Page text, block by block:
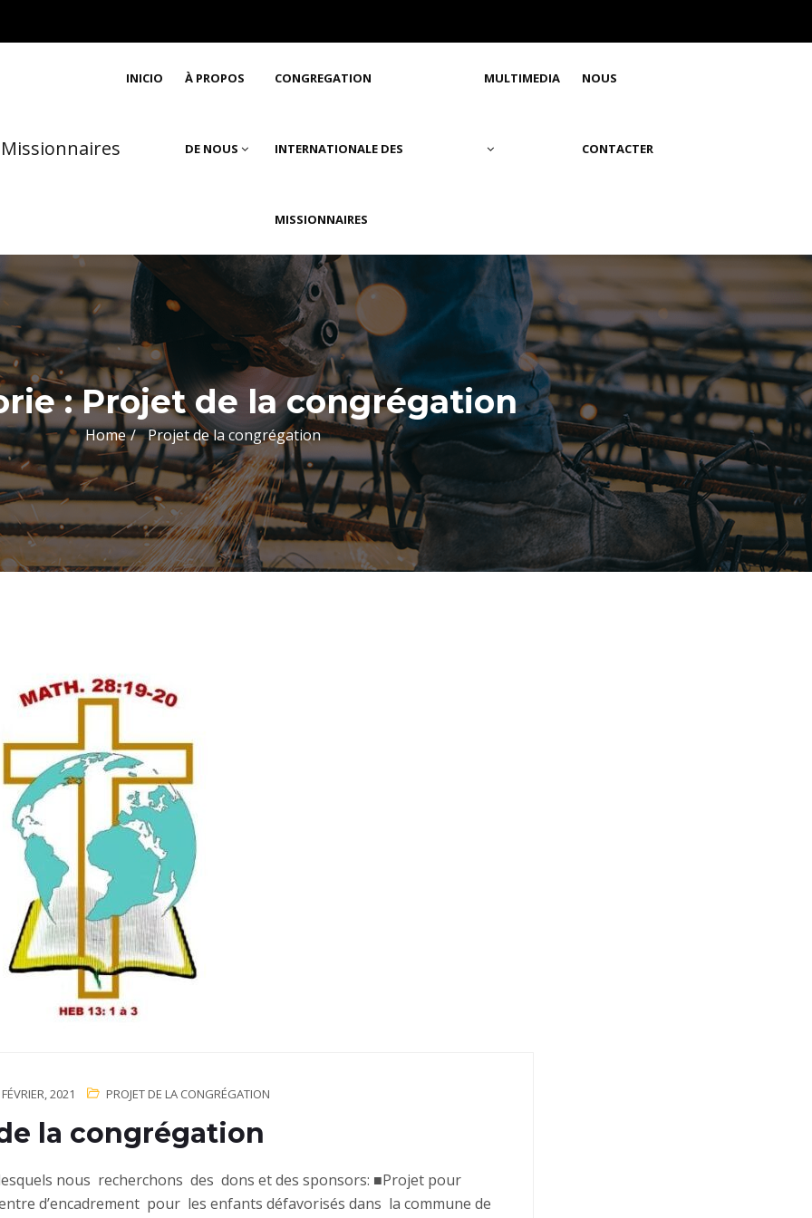
INICIO À PROPOS
DE NOUS
CONGREGATION
INTERNATIONALE DES
MISSIONNAIRES
MULTIMEDIA NOUS
CONTACTER
:Projet de la congrégation
Home Projet de la congrégation
2021 PROJET DE LA CONGRÉGATION
la congrégation
nous recherchons des dons et des sponsors: ■Projet pour
d’encadrement pour les enfants défavorisés dans la commune de